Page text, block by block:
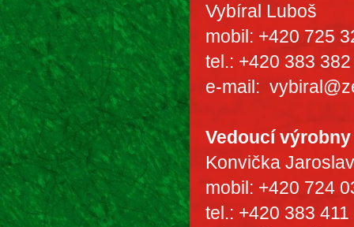
Vybíral Luboš
mobil: +420 725
tel.: +420 383
e-mail:
Vedoucí
Konvička
mobil: +420 724
tel.: +420 383